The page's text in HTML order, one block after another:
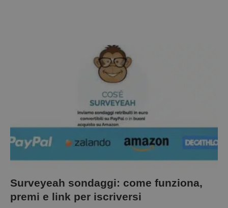
Surveyeah sondaggi: come funziona,
premi e link per iscriversi